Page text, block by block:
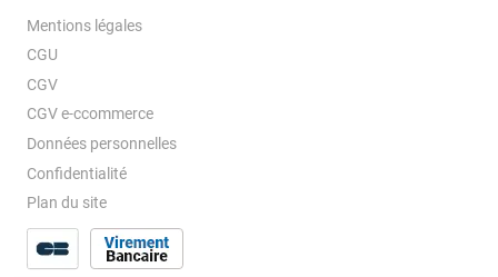
Mentions légales
CGU
CGV
CGV e-ccommerce
Données personnelles
Confidentialité
Plan du site